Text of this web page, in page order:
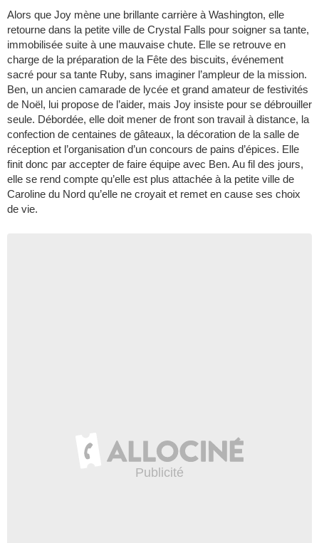
Alors que Joy mène une brillante carrière à Washington, elle
retourne dans la petite ville de Crystal Falls pour soigner sa tante,
immobilisée suite à une mauvaise chute. Elle se retrouve en
charge de la préparation de la Fête des biscuits, événement
sacré pour sa tante Ruby, sans imaginer l’ampleur de la mission.
Ben, un ancien camarade de lycée et grand amateur de festivités
de Noël, lui propose de l’aider, mais Joy insiste pour se débrouiller
seule. Débordée, elle doit mener de front son travail à distance, la
confection de centaines de gâteaux, la décoration de la salle de
réception et l’organisation d’un concours de pains d’épices. Elle
finit donc par accepter de faire équipe avec Ben. Au fil des jours,
elle se rend compte qu’elle est plus attachée à la petite ville de
Caroline du Nord qu’elle ne croyait et remet en cause ses choix
de vie.